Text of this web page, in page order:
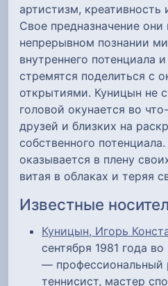
артистизм, креативность
Свое предназначение
непрерывном познании
внутреннего потенциала
стремятся поделиться с
открытиями. Куницын не
головой окунается во
друзей и близких на
собственного
оказывается в плену
витая в облаках и теряя
Известные
Куницын, Игорь
сентября 1981 года
— профессиональный
теннисист, мастер